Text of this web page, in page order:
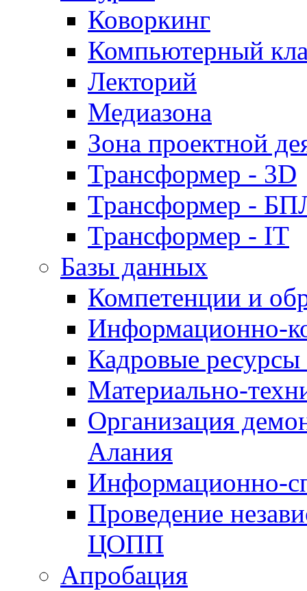
Коворкинг
Компьютерный
Лекторий
Медиазона
Зона проектной
Трансформер - 3D
Трансформер -
Трансформер - IT
Базы данных
Компетенции и
Информационно-
Кадровые
Материально-
Организация
Алания
Информационно-
Проведение
ЦОПП
Апробация